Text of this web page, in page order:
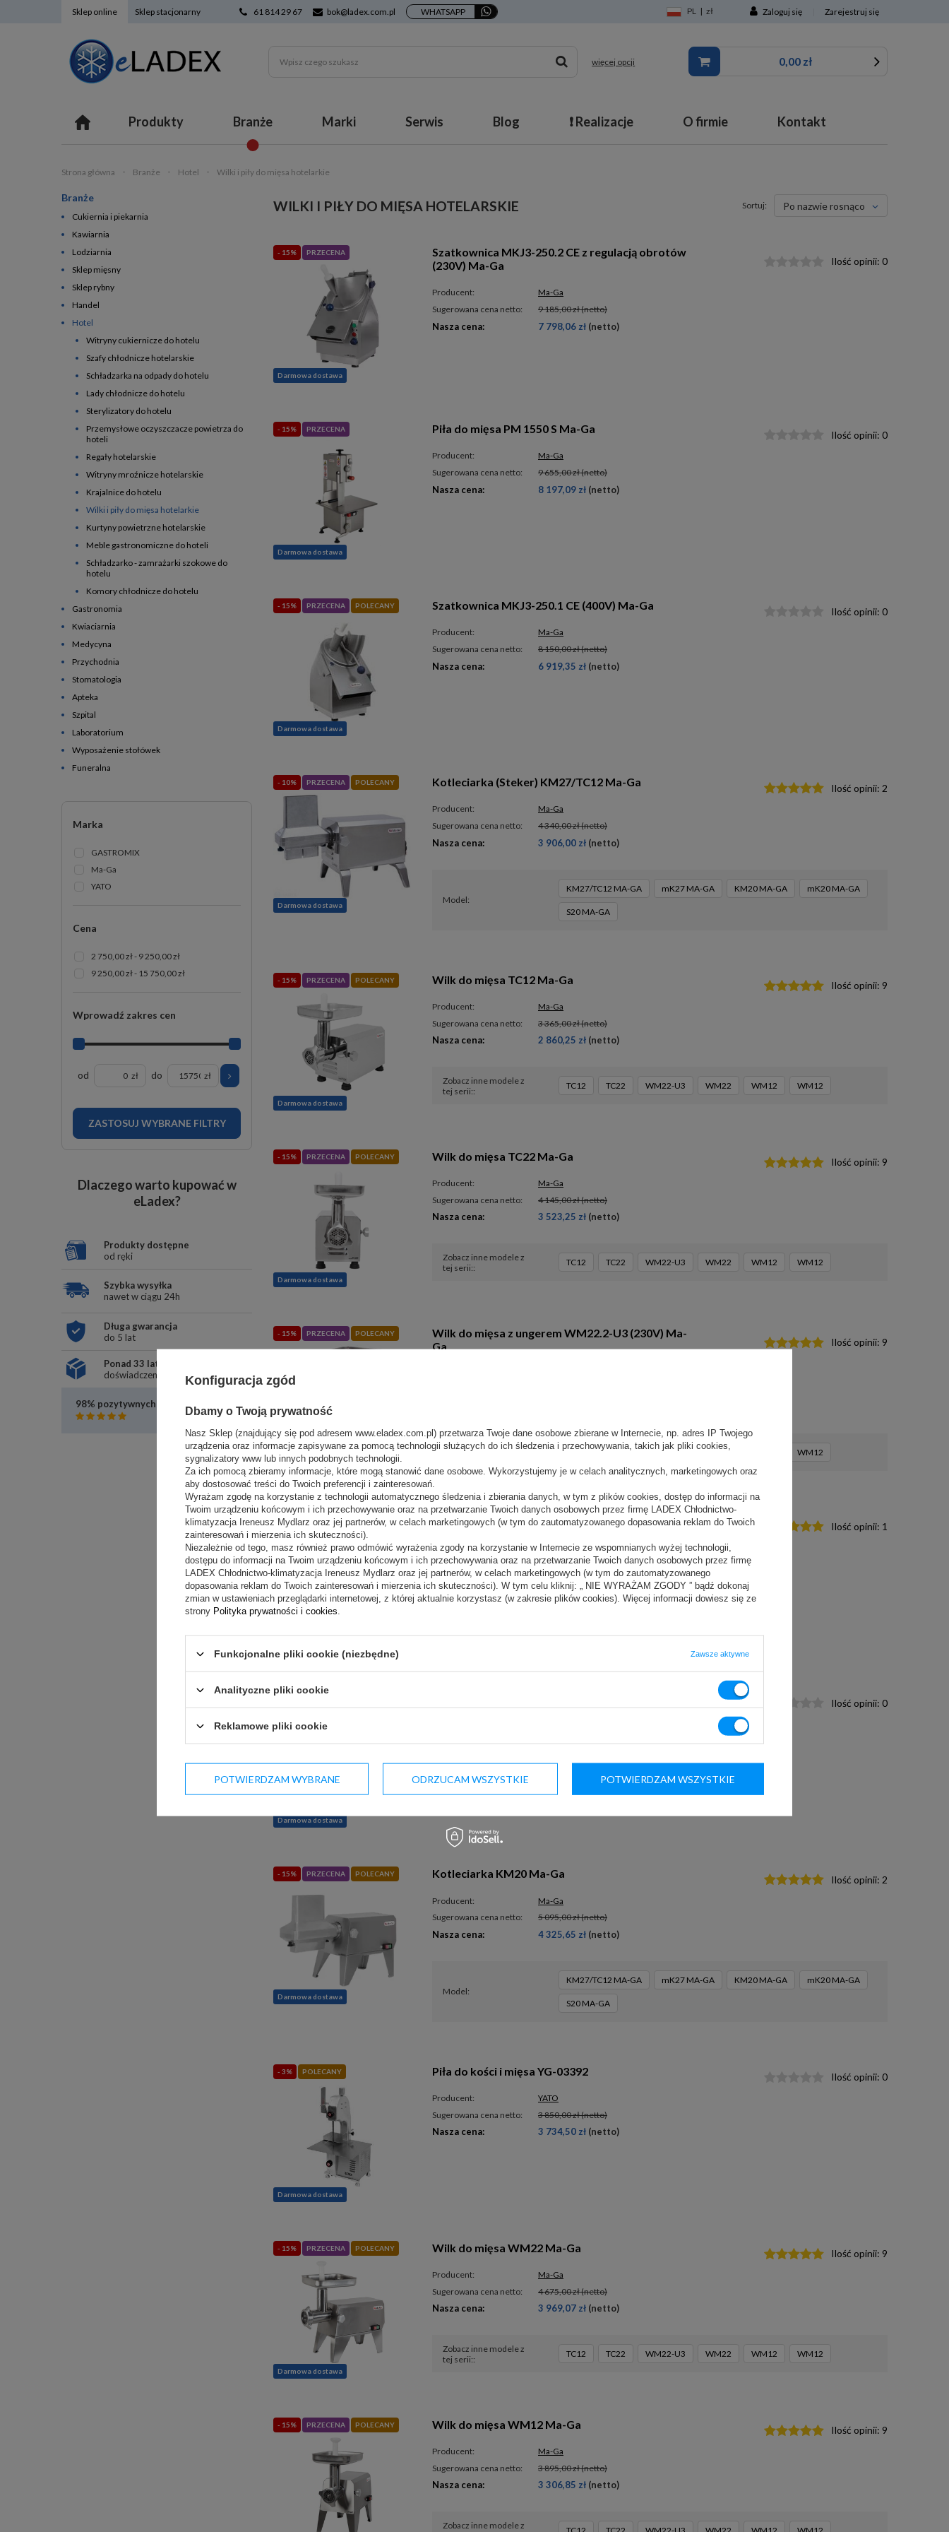
Sklep online Sklep stacjonarny 61 814 29 67 bok@ladex.com.pl WHATSAPP PL | zł Zaloguj się Zarejestruj się
więcej opcji 0,00 zł
Produkty Branże Marki Serwis Blog ❗ Realizacje O firmie Kontakt
Strona główna Branże Hotel Wilki i piły do mięsa hotelarkie
Branże
Cukiernia i piekarnia
Kawiarnia
Lodziarnia
Sklep mięsny
Sklep rybny
Handel
Hotel
Witryny cukiernicze do hotelu
Szafy chłodnicze hotelarskie
Schładzarka na odpady do hotelu
Lady chłodnicze do hotelu
Sterylizatory do hotelu
Przemysłowe oczyszczacze powietrza do
hoteli
Regały hotelarskie
Witryny mroźnicze hotelarskie
Krajalnice do hotelu
Wilki i piły do mięsa hotelarkie
Kurtyny powietrzne hotelarskie
Meble gastronomiczne do hoteli
Schładzarko - zamrażarki szokowe do
hotelu
Komory chłodnicze do hotelu
Gastronomia
Kwiaciarnia
Medycyna
Przychodnia
Stomatologia
Apteka
Szpital
Laboratorium
Wyposażenie stołówek
Funeralna
Marka
GASTROMIX
Ma-Ga
YATO
Cena
2 750,00 zł - 9 250,00 zł
9 250,00 zł - 15 750,00 zł
Wprowadź zakres cen
od zł do zł
ZASTOSUJ WYBRANE FILTRY
Dlaczego warto kupować w
eLadex?
Produkty dostępne
od ręki
Szybka wysyłka
nawet w ciągu 24h
Długa gwarancja
do 5 lat
Ponad 33 lata
doświadczenia
98% pozytywnych opinii
Czytaj opinie
WILKI I PIŁY DO MIĘSA HOTELARSKIE Sortuj: po nazwie rosnąco
- 15% PRZECENA
Darmowa dostawa
Szatkownica MKJ3-250.2 CE z regulacją obrotów
(230V) Ma-Ga
Producent:
Ma-Ga
Sugerowana cena netto:
9 185,00 zł(netto)
Nasza cena: 7 798,06 zł (netto)
Ilość opinii: 0
- 15% PRZECENA
Darmowa dostawa
Piła do mięsa PM 1550 S Ma-Ga
Producent:
Ma-Ga
Sugerowana cena netto:
9 655,00 zł(netto)
Nasza cena: 8 197,09 zł (netto)
Ilość opinii: 0
- 15% PRZECENA POLECANY
Darmowa dostawa
Szatkownica MKJ3-250.1 CE (400V) Ma-Ga
Producent:
Ma-Ga
Sugerowana cena netto:
8 150,00 zł(netto)
Nasza cena: 6 919,35 zł (netto)
Ilość opinii: 0
- 10% PRZECENA POLECANY
Darmowa dostawa
Kotleciarka (Steker) KM27/TC12 Ma-Ga
Producent:
Ma-Ga
Sugerowana cena netto:
4 340,00 zł(netto)
Nasza cena: 3 906,00 zł (netto)
Ilość opinii: 2
model
KM27/TC12 MA-GA mK27 MA-GA KM20 MA-GA mK20 MA-GA
S20 MA-GA
- 15% PRZECENA POLECANY
Darmowa dostawa
Wilk do mięsa TC12 Ma-Ga
Producent:
Ma-Ga
Sugerowana cena netto:
3 365,00 zł(netto)
Nasza cena: 2 860,25 zł (netto)
Ilość opinii: 9
Zobacz inne modele z
tej serii:
TC12 TC22 WM22-U3 WM22 WM12 WM12
- 15% PRZECENA POLECANY
Darmowa dostawa
Wilk do mięsa TC22 Ma-Ga
Producent:
Ma-Ga
Sugerowana cena netto:
4 145,00 zł(netto)
Nasza cena: 3 523,25 zł (netto)
Ilość opinii: 9
Zobacz inne modele z
tej serii:
TC12 TC22 WM22-U3 WM22 WM12 WM12
- 15% PRZECENA POLECANY
Darmowa dostawa
Wilk do mięsa z ungerem WM22.2-U3 (230V) Ma-
Ga
Ilość opinii: 9
Zobacz inne modele z
TC12 TC22 WM22-U3 WM22 WM12
- 10% POLECANY Kotleciarka- prasa do mięs GASTRO 200
Producent:
GASTROMIX
Sugerowana cena netto:
17 500,00 zł(netto)
Nasza cena: 15 750,00 zł(netto)
Ilość opinii: 1
Darmowa dostawa
Ilość opinii: 0
- 15% PRZECENA POLECANY
Darmowa dostawa
Kotleciarka KM20 Ma-Ga
Producent:
Ma-Ga
Sugerowana cena netto:
5 095,00 zł(netto)
Nasza cena: 4 325,65 zł (netto)
Ilość opinii: 2
model
KM27/TC12 MA-GA mK27 MA-GA KM20 MA-GA mK20 MA-GA
S20 MA-GA
- 3% POLECANY
Darmowa dostawa
Piła do kości i mięsa YG-03392
Producent:
YATO
Sugerowana cena netto:
3 850,00 zł(netto)
Nasza cena: 3 734,50 zł (netto)
Ilość opinii: 0
- 15% PRZECENA POLECANY
Darmowa dostawa
Wilk do mięsa WM22 Ma-Ga
Producent:
Ma-Ga
Sugerowana cena netto:
4 675,00 zł(netto)
Nasza cena: 3 969,07 zł (netto)
Ilość opinii: 9
Zobacz inne modele z
tej serii:
TC12 TC22 WM22-U3 WM22 WM12 WM12
- 15% PRZECENA POLECANY Wilk do mięsa WM12 Ma-Ga
Producent:
Ma-Ga
Sugerowana cena netto:
3 895,00 zł(netto)
Nasza cena: 3 306,85 zł (netto)
Ilość opinii: 9
Zobacz inne modele z
Konfiguracja zgód
Dbamy o Twoją prywatność
Nasz Sklep (znajdujący się pod adresem www.eladex.com.pl) przetwarza Twoje dane osobowe zbierane w Internecie, np. adres IP Twojego
urządzenia oraz informacje zapisywane za pomocą technologii służących do ich śledzenia i przechowywania, takich jak pliki cookies,
sygnalizatory www lub innych podobnych technologii.
Za ich pomocą zbieramy informacje, które mogą stanowić dane osobowe. Wykorzystujemy je w celach analitycznych, marketingowych oraz
aby dostosować treści do Twoich preferencji i zainteresowań.
Wyrażam zgodę na korzystanie z technologii automatycznego śledzenia i zbierania danych, w tym z plików cookies, dostęp do informacji na
Twoim urządzeniu końcowym i ich przechowywanie oraz na przetwarzanie Twoich danych osobowych przez firmę LADEX Chłodnictwo-
klimatyzacja Ireneusz Mydlarz oraz jej partnerów, w celach marketingowych (w tym do zautomatyzowanego dopasowania reklam do Twoich
zainteresowań i mierzenia ich skuteczności).
Niezależnie od tego, masz również prawo odmówić wyrażenia zgody na korzystanie w Internecie ze wspomnianych wyżej technologii,
dostępu do informacji na Twoim urządzeniu końcowym i ich przechowywania oraz na przetwarzanie Twoich danych osobowych przez firmę
LADEX Chłodnictwo-klimatyzacja Ireneusz Mydlarz oraz jej partnerów, w celach marketingowych (w tym do zautomatyzowanego
dopasowania reklam do Twoich zainteresowań i mierzenia ich skuteczności). W tym celu kliknij: „ NIE WYRAŻAM ZGODY ” bądź dokonaj
zmian w ustawieniach przeglądarki internetowej, z której aktualnie korzystasz (w zakresie plików cookies). Więcej informacji dowiesz się ze
strony Polityka prywatności i cookies
Funkcjonalne pliki cookie (niezbędne) Zawsze aktywne
Analityczne pliki cookie
Reklamowe pliki cookie
POTWIERDZAM WYBRANE ODRZUCAM WSZYSTKIE POTWIERDZAM WSZYSTKIE